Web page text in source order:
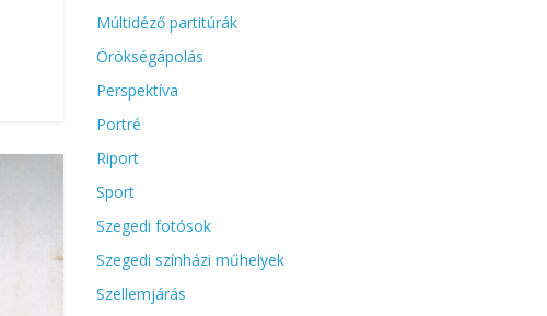
Múltidéző partitúrák
Örökségápolás
Perspektíva
Portré
Riport
Sport
Szegedi fotósok
Szegedi színházi műhelyek
Szellemjárás